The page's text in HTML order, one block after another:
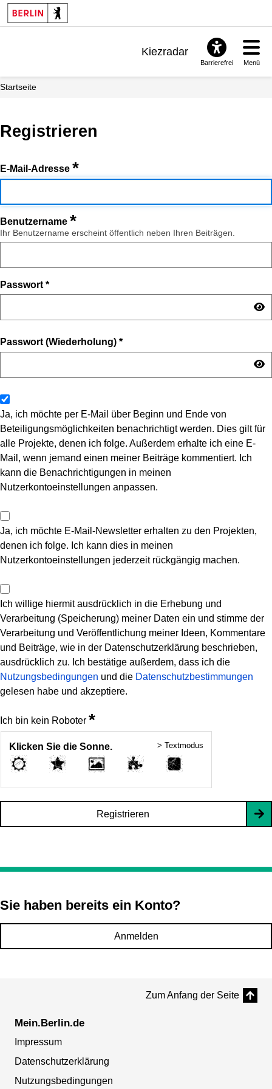
Kiezradar
Barrierefrei Menü
Startseite
Registrieren
E-Mail-Adresse *
Benutzername *
Ihr Benutzername erscheint öffentlich neben Ihren Beiträgen.
Passwort *
Passwort (Wiederholung) *
Ja, ich möchte per E-Mail über Beginn und Ende von
Beteiligungsmöglichkeiten benachrichtigt werden. Dies gilt für
alle Projekte, denen ich folge. Außerdem erhalte ich eine E-
Mail, wenn jemand einen meiner Beiträge kommentiert. Ich
kann die Benachrichtigungen in meinen
Nutzerkontoeinstellungen anpassen.
Ja, ich möchte E-Mail-Newsletter erhalten zu den Projekten,
denen ich folge. Ich kann dies in meinen
Nutzerkontoeinstellungen jederzeit rückgängig machen.
Ich willige hiermit ausdrücklich in die Erhebung und
Verarbeitung (Speicherung) meiner Daten ein und stimme der
Verarbeitung und Veröffentlichung meiner Ideen, Kommentare
und Beiträge, wie in der Datenschutzerklärung beschrieben,
ausdrücklich zu. Ich bestätige außerdem, dass ich die
Nutzungsbedingungen und die Datenschutzbestimmungen
gelesen habe und akzeptiere.
Ich bin kein Roboter *
Klicken Sie die Sonne. > Textmodus
Registrieren
Sie haben bereits ein Konto?
Anmelden
Zum Anfang der Seite
Mein.Berlin.de
Impressum
Datenschutzerklärung
Nutzungsbedingungen